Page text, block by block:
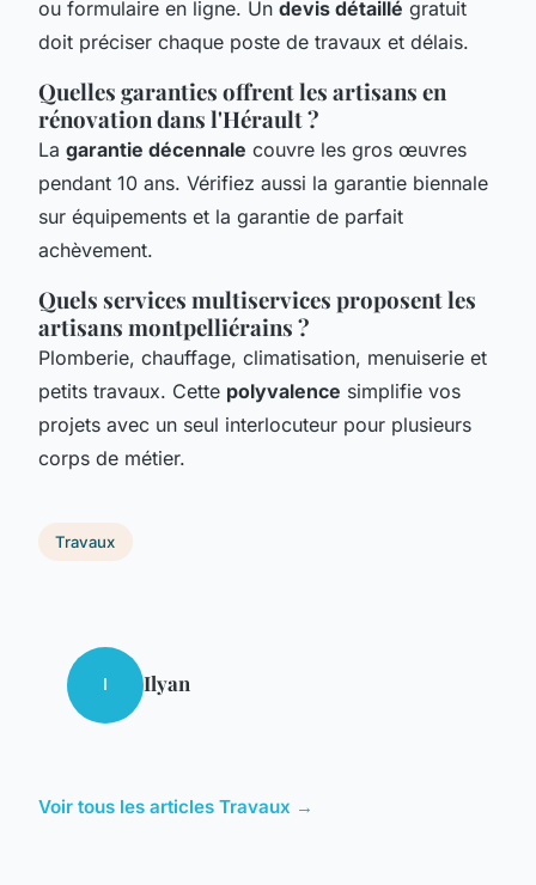
ou formulaire en ligne. Un devis détaillé gratuit
doit préciser chaque poste de travaux et délais.
Quelles garanties offrent les artisans en
rénovation dans l'Hérault ?
La garantie décennale couvre les gros œuvres
pendant 10 ans. Vérifiez aussi la garantie biennale
sur équipements et la garantie de parfait
achèvement.
Quels services multiservices proposent les
artisans montpelliérains ?
Plomberie, chauffage, climatisation, menuiserie et
petits travaux. Cette polyvalence simplifie vos
projets avec un seul interlocuteur pour plusieurs
corps de métier.
Travaux
I Ilyan
Voir tous les articles Travaux →